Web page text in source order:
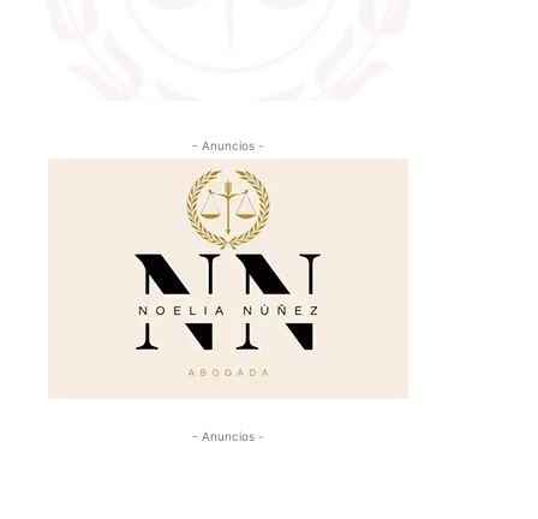
- Anuncios -
- Anuncios -